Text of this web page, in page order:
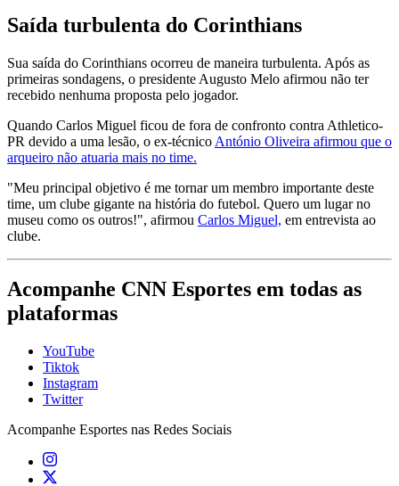
Saída turbulenta do Corinthians
Sua saída do Corinthians ocorreu de maneira turbulenta. Após as
primeiras sondagens, o presidente Augusto Melo afirmou não ter
recebido nenhuma proposta pelo jogador.
Quando Carlos Miguel ficou de fora de confronto contra Athletico-
PR devido a uma lesão, o ex-técnico António Oliveira afirmou que o
arqueiro não atuaria mais no time.
"Meu principal objetivo é me tornar um membro importante deste
time, um clube gigante na história do futebol. Quero um lugar no
museu como os outros!", afirmou Carlos Miguel, em entrevista ao
clube.
Acompanhe CNN Esportes em todas as
plataformas
YouTube
Tiktok
Instagram
Twitter
Acompanhe Esportes nas Redes Sociais